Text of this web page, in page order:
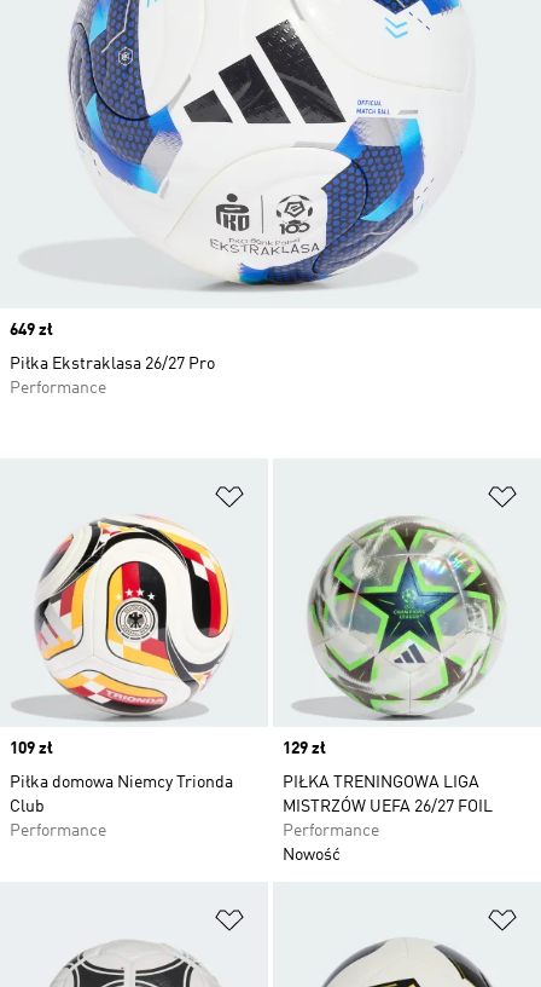
Price
109 zł
Piłka domowa Niemcy Trionda
Club
Performance
Price
129 zł
PIŁKA TRENINGOWA LIGA
MISTRZÓW UEFA 26/27 FOIL
Performance
Nowość
Price
649 zł
Piłka Ekstraklasa 26/27 Pro
Performance